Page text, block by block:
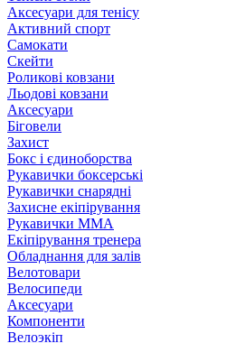
Аксесуари для тенісу
Активний спорт
Самокати
Скейти
Роликові ковзани
Льодові ковзани
Аксесуари
Біговели
Захист
Бокс і єдиноборства
Рукавички боксерські
Рукавички снарядні
Захисне екіпірування
Рукавички ММА
Екіпірування тренера
Обладнання для залів
Велотовари
Велосипеди
Аксесуари
Компоненти
Велоэкіп